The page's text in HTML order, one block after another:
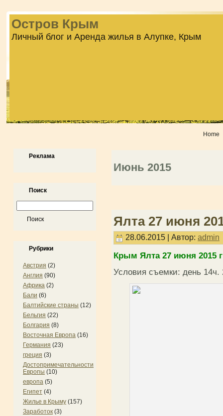
Остров Крым
Личный блог и Аренда жилья в Алупке, Крым
Home
Реклама
Поиск
Рубрики
Австрия (2)
Англия (90)
Африка (2)
Бали (6)
Балтийские страны (12)
Бельгия (22)
Болгария (8)
Восточная Европа (16)
Германия (23)
греция (3)
Достопримечательности
Европы (10)
европа (5)
Египет (4)
Жилье в Крыму (157)
Заработок (3)
Июнь 2015
Ялта 27 июня
28.06.2015 | Автор: admin
Крым Ялта 27 июня 2015
Условия съемки: день